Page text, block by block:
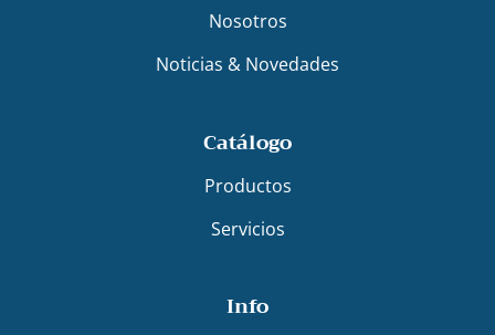
Nosotros
Noticias & Novedades
Catálogo
Productos
Servicios
Info